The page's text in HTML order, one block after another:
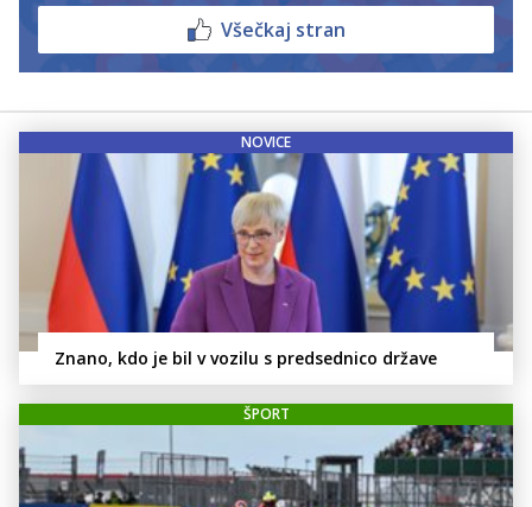
Všečkaj stran
NOVICE
Znano, kdo je bil v vozilu s predsednico države
ŠPORT